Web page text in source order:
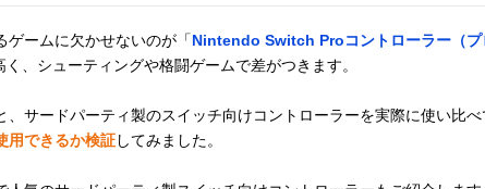
ゲームに欠かせないのが「Nintendo Switch Proコントローラー（プ
、シューティングや格闘ゲームで差がつきます。
サードパーティ製のスイッチ向けコントローラーを実際に使い比べ
用できるか検証してみました。